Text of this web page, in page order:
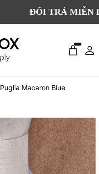
ĐỔI TRẢ MIỄN PHÍ
Puglia Macaron Blue